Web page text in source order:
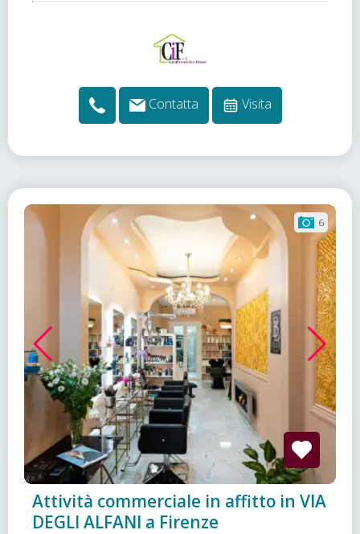
Contatta Visita
6
Attività commerciale in affitto in VIA
DEGLI ALFANI a Firenze